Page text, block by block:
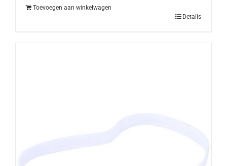
Toevoegen aan winkelwagen
Details